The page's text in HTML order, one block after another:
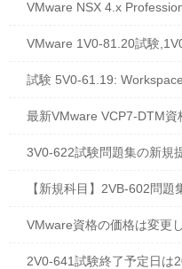
VMware NSX 4.x
VMware 1V0-81.20試験
試験 5V0-61.19:
最新VMware VCP7-DTM
3V0-622試験問題集の新規
【新規科目】2VB-602問題
VMware資格の価格は変更
2V0-641試験終了予定日は